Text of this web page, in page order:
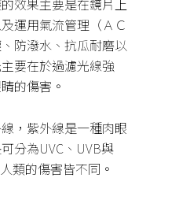
效果主要是在鏡片上
運用氣流管理（ＡＣ
防潑水、抗瓜耐磨以
要在於過濾光線強
的傷害。
，紫外線是一種肉眼
分為UVC 、 UVB與
類的傷害皆不同。